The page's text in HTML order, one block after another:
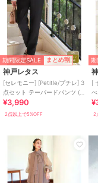
期間限定SALE まとめ割
神戸レタス
[セレモニー] [Petitle/プチレ] 3
点セット テーパードパンツ (単
品) [X471M]
¥3,990
2点以上で5%OFF
期
[
2